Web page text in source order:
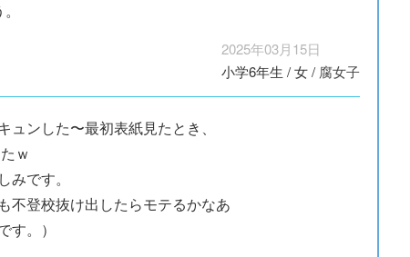
2025年03月15日
小学6年生 /女/ 腐女子
ュンした〜最初表紙見たとき、
ｗ
みです。
不登校抜け出したらモテるかなあ
す。）